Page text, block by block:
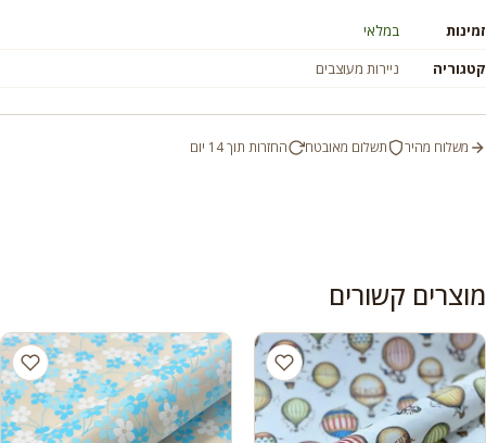
זמינות
במלאי
קטגוריה
ניירות מעוצבים
משלוח מהיר תשלום מאובטח החזרות תוך 14 יום
מוצרים קשורים